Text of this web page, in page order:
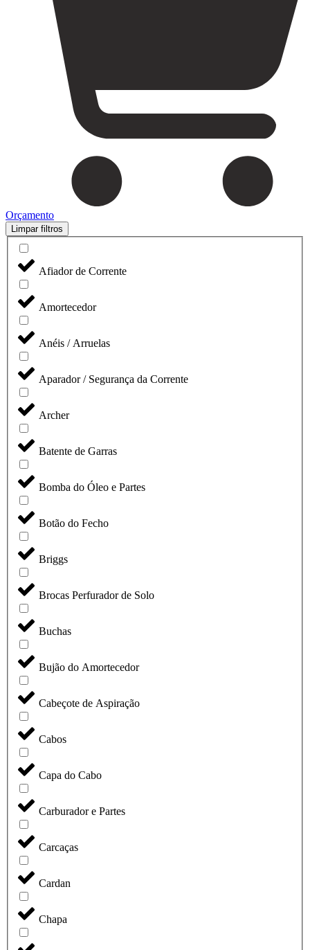
Orçamento
Limpar filtros
Afiador de Corrente
Amortecedor
Anéis / Arruelas
Aparador / Segurança da Corrente
Archer
Batente de Garras
Bomba do Óleo e Partes
Botão do Fecho
Briggs
Brocas Perfurador de Solo
Buchas
Bujão do Amortecedor
Cabeçote de Aspiração
Cabos
Capa do Cabo
Carburador e Partes
Carcaças
Cardan
Chapa